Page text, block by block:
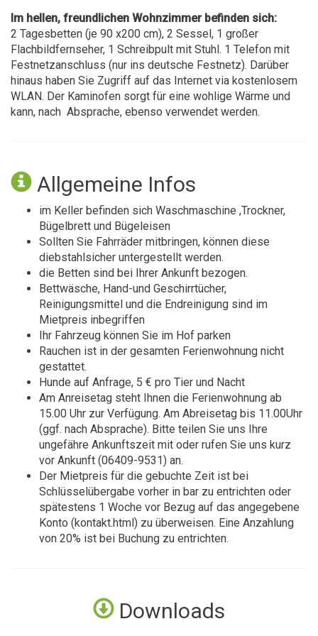
Im hellen, freundlichen Wohnzimmer befinden sich:
2 Tagesbetten (je 90 x200 cm), 2 Sessel, 1 großer
Flachbildfernseher, 1 Schreibpult mit Stuhl. 1 Telefon mit
Festnetzanschluss (nur ins deutsche Festnetz). Darüber
hinaus haben Sie Zugriff auf das Internet via kostenlosem
WLAN. Der Kaminofen sorgt für eine wohlige Wärme und
kann, nach Absprache, ebenso verwendet werden.
Allgemeine Infos
im Keller befinden sich Waschmaschine ,Trockner,
Bügelbrett und Bügeleisen
Sollten Sie Fahrräder mitbringen, können diese
diebstahlsicher untergestellt werden.
die Betten sind bei Ihrer Ankunft bezogen.
Bettwäsche, Hand-und Geschirrtücher,
Reinigungsmittel und die Endreinigung sind im
Mietpreis inbegriffen
Ihr Fahrzeug können Sie im Hof parken
Rauchen ist in der gesamten Ferienwohnung nicht
gestattet.
Hunde auf Anfrage, 5 € pro Tier und Nacht
Am Anreisetag steht Ihnen die Ferienwohnung ab
15.00 Uhr zur Verfügung. Am Abreisetag bis 11.00Uhr
(ggf. nach Absprache). Bitte teilen Sie uns Ihre
ungefähre Ankunftszeit mit oder rufen Sie uns kurz
vor Ankunft (06409-9531) an.
Der Mietpreis für die gebuchte Zeit ist bei
Schlüsselübergabe vorher in bar zu entrichten oder
spätestens 1 Woche vor Bezug auf das angegebene
Konto (kontakt.html) zu überweisen. Eine Anzahlung
von 20% ist bei Buchung zu entrichten.
Downloads